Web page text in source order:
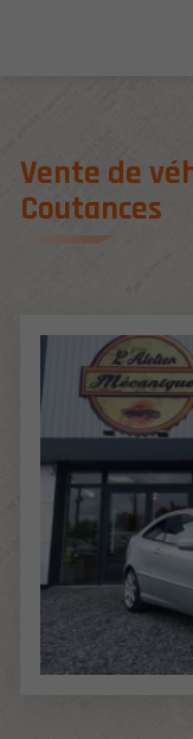
Vente de
Coutances